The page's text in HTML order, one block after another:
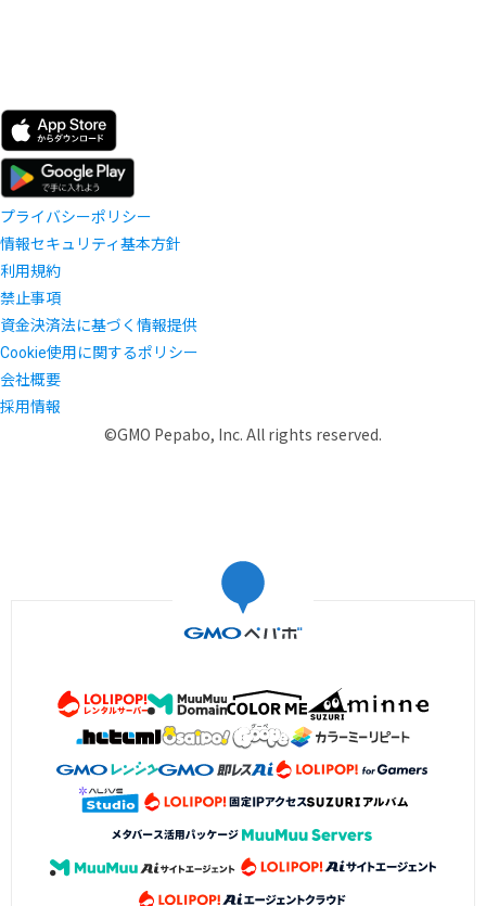
プライバシーポリシー
情報セキュリティ基本方針
利用規約
禁止事項
資金決済法に基づく情報提供
Cookie使用に関するポリシー
会社概要
採用情報
©GMO Pepabo, Inc. All rights reserved.